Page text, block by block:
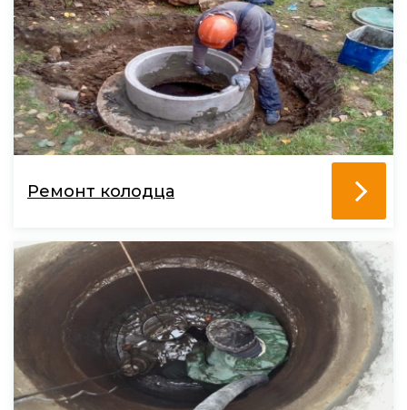
Ремонт колодца